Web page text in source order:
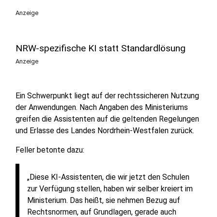
Anzeige
NRW-spezifische KI statt Standardlösung
Anzeige
Ein Schwerpunkt liegt auf der rechtssicheren Nutzung
der Anwendungen. Nach Angaben des Ministeriums
greifen die Assistenten auf die geltenden Regelungen
und Erlasse des Landes Nordrhein-Westfalen zurück.
Feller betonte dazu:
„Diese KI-Assistenten, die wir jetzt den Schulen
zur Verfügung stellen, haben wir selber kreiert im
Ministerium. Das heißt, sie nehmen Bezug auf
Rechtsnormen, auf Grundlagen, gerade auch